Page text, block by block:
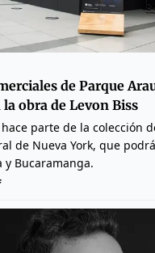
de Parque
obra de Levon Biss
parte de la colección
de Nueva York, que
y Bucaramanga.